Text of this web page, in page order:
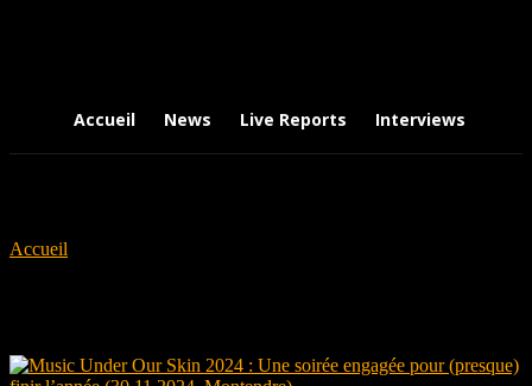
Accueil News Live Reports Interviews
Accueil